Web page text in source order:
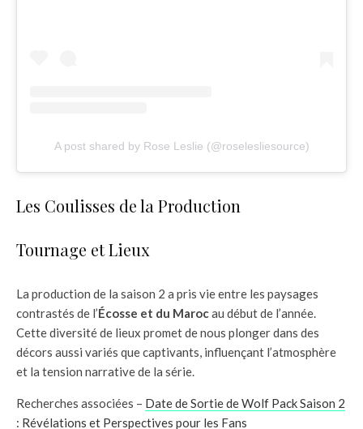
A post shared by Rose Leslie (@roselesliesource)
Les Coulisses de la Production
Tournage et Lieux
La production de la saison 2 a pris vie entre les paysages
contrastés de l’Écosse et du Marocau début de l’année.
Cette diversité de lieux promet de nous plonger dans des
décors aussi variés que captivants, influençant l’atmosphère
et la tension narrative de la série.
Recherches associées – Date de Sortie de Wolf Pack Saison 2
: Révélations et Perspectives pour les Fans